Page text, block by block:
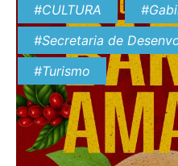
da produtividade no
planejamento […]
#CULTURA
#Secretaria de
#Turismo